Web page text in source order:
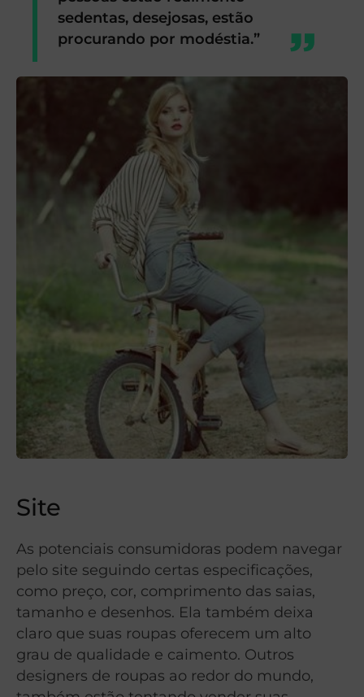
sedentas, desejosas, estão
procurando por modéstia.”
Site
As potenciais consumidoras podem navegar
pelo site seguindo certas especificações,
como preço, cor, comprimento das saias,
tamanho e desenhos. Ela também deixa
claro que suas roupas oferecem um alto
grau de qualidade e caimento. Outros
designers de roupas ao redor do mundo,